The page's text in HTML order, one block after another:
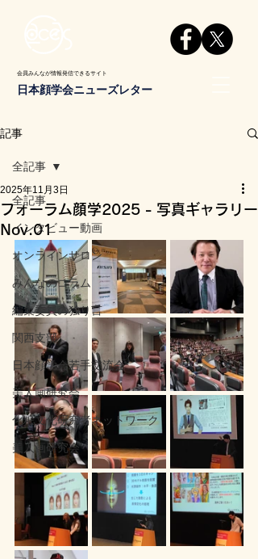
日本顔学会ニューズレター
会員みんなが情報発信できるサイト
記事
全記事
インタビュー動画
オンラインサロン
みんなのコラム
編集委員の独り言
関西支部
日本顔学会若手交流会
美人画研究会
化粧文化研究者ネットワーク
美人画研究会
全記事
フォーラム顔学2025 - 写真ギャラリー
Nov.01
2025年11月3日